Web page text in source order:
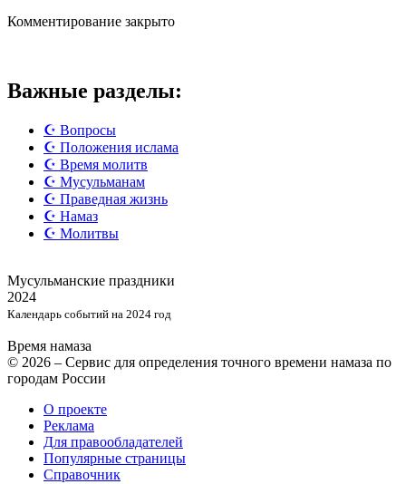
Комментирование закрыто
Важные разделы:
☪️ Вопросы
☪️ Положения ислама
☪️ Время молитв
☪️ Мусульманам
☪️ Праведная жизнь
☪️ Намаз
☪️ Молитвы
Мусульманские праздники
2024
Календарь событий на 2024 год
Время намаза
© 2026 – Сервис для определения точного времени намаза по
городам России
О проекте
Реклама
Для правообладателей
Популярные страницы
Справочник